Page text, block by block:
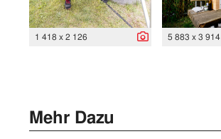
1 418 x 2 126 5 883 x 3 914
Mehr Dazu